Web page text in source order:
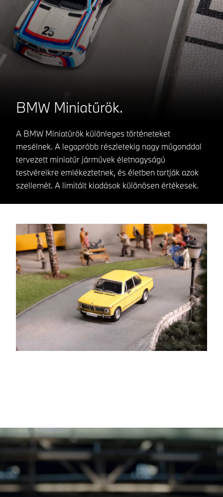
BMW Miniatűrök.
A BMW Miniatűrök különleges történeteket
mesélnek. A legapróbb részletekig nagy műgonddal
tervezett miniatűr járművek életnagyságú
testvéreikre emlékeztetnek, és életben tartják azok
szellemét. A limitált kiadások különösen értékesek.